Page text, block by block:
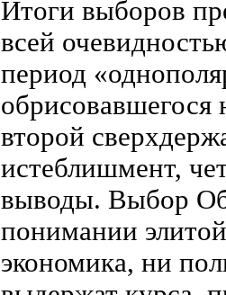
Итоги выборов
всей
период
обрисовавшегося
второй
истеблишмент,
выводы. Выбор
понимании
экономика, ни